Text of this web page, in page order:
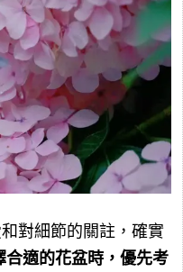
對細節的關註，確實
合適的花盆時，優先考